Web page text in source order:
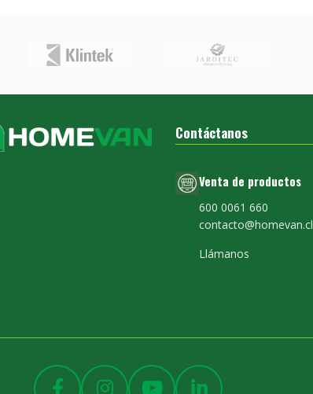
Contáctanos
Venta de productos
600 0061 660
contacto@homevan.cl
Llámanos